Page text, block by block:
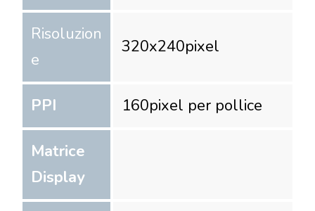
Risoluzion
e
320x240pixel
PPI 160pixel per pollice
Matrice
Display